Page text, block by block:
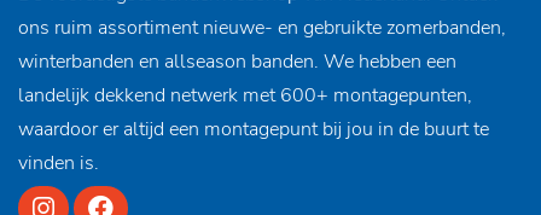
ons ruim assortiment nieuwe- en gebruikte zomerbanden,
winterbanden en allseason banden. We hebben een
landelijk dekkend netwerk met 600+ montagepunten,
waardoor er altijd een montagepunt bij jou in de buurt te
vinden is.